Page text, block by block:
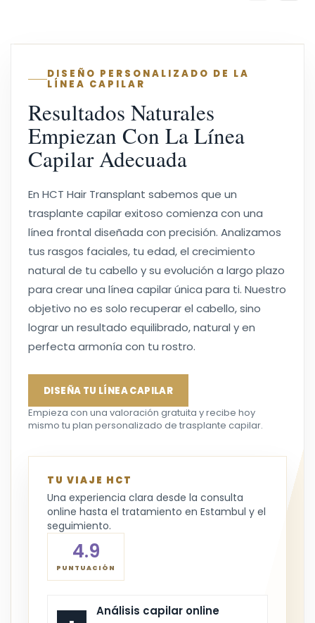
DISEÑO PERSONALIZADO DE LA
LÍNEA CAPILAR
Resultados Naturales
Empiezan Con La Línea
Capilar Adecuada
En HCT Hair Transplant sabemos que un
trasplante capilar exitoso comienza con una
línea frontal diseñada con precisión. Analizamos
tus rasgos faciales, tu edad, el crecimiento
natural de tu cabello y su evolución a largo plazo
para crear una línea capilar única para ti. Nuestro
objetivo no es solo recuperar el cabello, sino
lograr un resultado equilibrado, natural y en
perfecta armonía con tu rostro.
DISEÑA TU LÍNEA CAPILAR
Empieza con una valoración gratuita y recibe hoy
mismo tu plan personalizado de trasplante capilar.
TU VIAJE HCT
Una experiencia clara desde la consulta
online hasta el tratamiento en Estambul y el
seguimiento.
4.9
PUNTUACIÓN
Análisis capilar online